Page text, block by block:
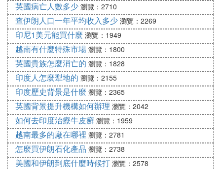
英國病亡人數多少 瀏覽：2710
查伊朗人口一年平均收入多少 瀏覽：2269
印尼1美元能買什麼 瀏覽：1949
越南有什麼特殊市場 瀏覽：1800
英國貴族怎麼消亡的 瀏覽：1828
印度人怎麼犁地的 瀏覽：2155
印度歷史背景是什麼 瀏覽：2365
英國背景提升機構如何辦理 瀏覽：2042
如何去印度治療牛皮癬 瀏覽：1959
越南最多的廠在哪裡 瀏覽：2781
怎麼買伊朗石化產品 瀏覽：2738
美國和伊朗到底什麼時候打 瀏覽：2578